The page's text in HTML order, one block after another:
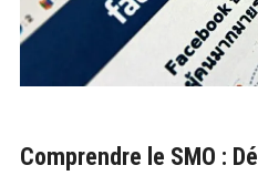
Comprendre le SMO :